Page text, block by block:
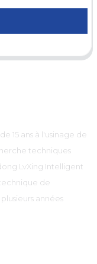
15 ans à l'usinage de
techniques
LvXing Intelligent
de
années